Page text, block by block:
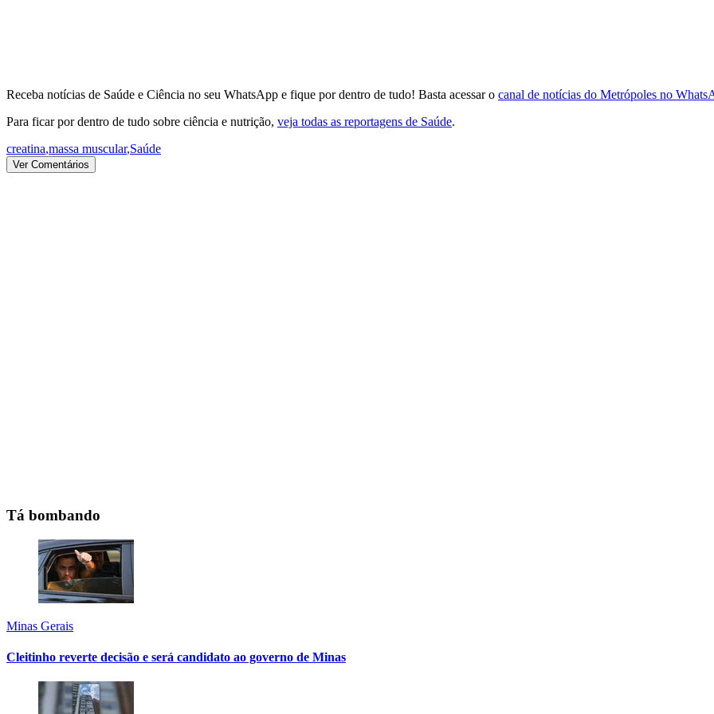
Receba notícias de Saúde e Ciência no seu WhatsApp e fique por dentro de tudo! Basta acessar o canal de notícias do Metrópoles no
Para ficar por dentro de tudo sobre ciência e nutrição, veja todas as reportagens de Saúde.
creatina,massa muscular,Saúde
Ver Comentários
Tá bombando
Minas Gerais
Cleitinho reverte decisão e será candidato ao governo de Minas